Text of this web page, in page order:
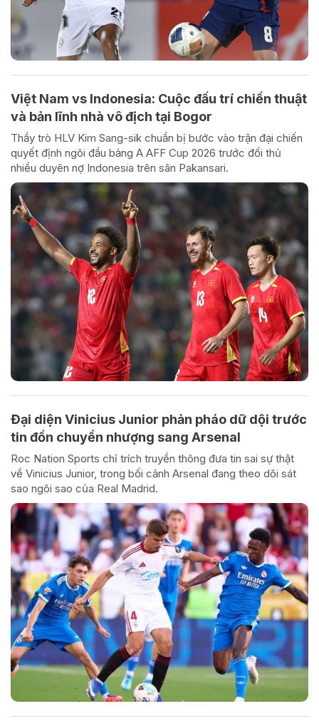
Việt Nam vs Indonesia: Cuộc đấu trí chiến thuật
và bản lĩnh nhà vô địch tại Bogor
Thầy trò HLV Kim Sang-sik chuẩn bị bước vào trận đại chiến
quyết định ngôi đầu bảng A AFF Cup 2026 trước đối thủ
nhiều duyên nợ Indonesia trên sân Pakansari.
Đại diện Vinicius Junior phản pháo dữ dội trước
tin đồn chuyển nhượng sang Arsenal
Roc Nation Sports chỉ trích truyền thông đưa tin sai sự thật
về Vinicius Junior, trong bối cảnh Arsenal đang theo dõi sát
sao ngôi sao của Real Madrid.